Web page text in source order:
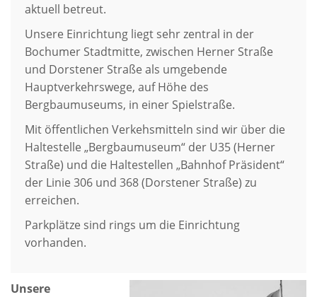
aktuell betreut.
Unsere Einrichtung liegt sehr zentral in der
Bochumer Stadtmitte, zwischen Herner Straße
und Dorstener Straße als umgebende
Hauptverkehrswege, auf Höhe des
Bergbaumuseums, in einer Spielstraße.
Mit öffentlichen Verkehsmitteln sind wir über die
Haltestelle „Bergbaumuseum“ der U35 (Herner
Straße) und die Haltestellen „Bahnhof Präsident“
der Linie 306 und 368 (Dorstener Straße) zu
erreichen.
Parkplätze sind rings um die Einrichtung
vorhanden.
Unsere